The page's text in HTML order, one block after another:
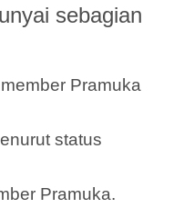
sebagian
Pramuka
status
Pramuka.